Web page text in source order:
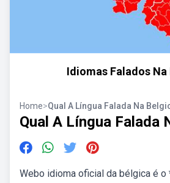
Idiomas Falados Na
Home>Qual A Língua Falada Na
Qual A Língua Falada
Webo idioma oficial da bélgica é